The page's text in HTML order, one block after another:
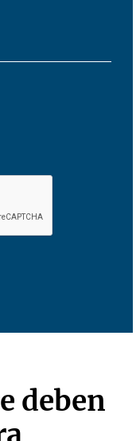
deben